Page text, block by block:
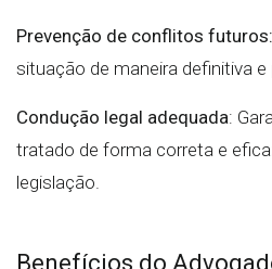
Prevenção de conflitos futuros:
situação de maneira definitiva e
Condução legal adequada:
tratado de forma correta e
legislação.
Benefícios do